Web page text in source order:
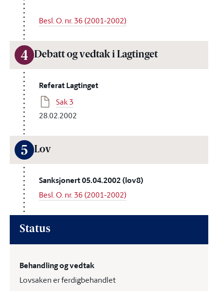
Besl. O. nr. 36 (2001-2002)
4 Debatt og vedtak i Lagtinget
Referat Lagtinget
Sak 3
28.02.2002
5 Lov
Sanksjonert 05.04.2002 (lov8)
Besl. O. nr. 36 (2001-2002)
Status
Behandling og vedtak
Lovsaken er ferdigbehandlet